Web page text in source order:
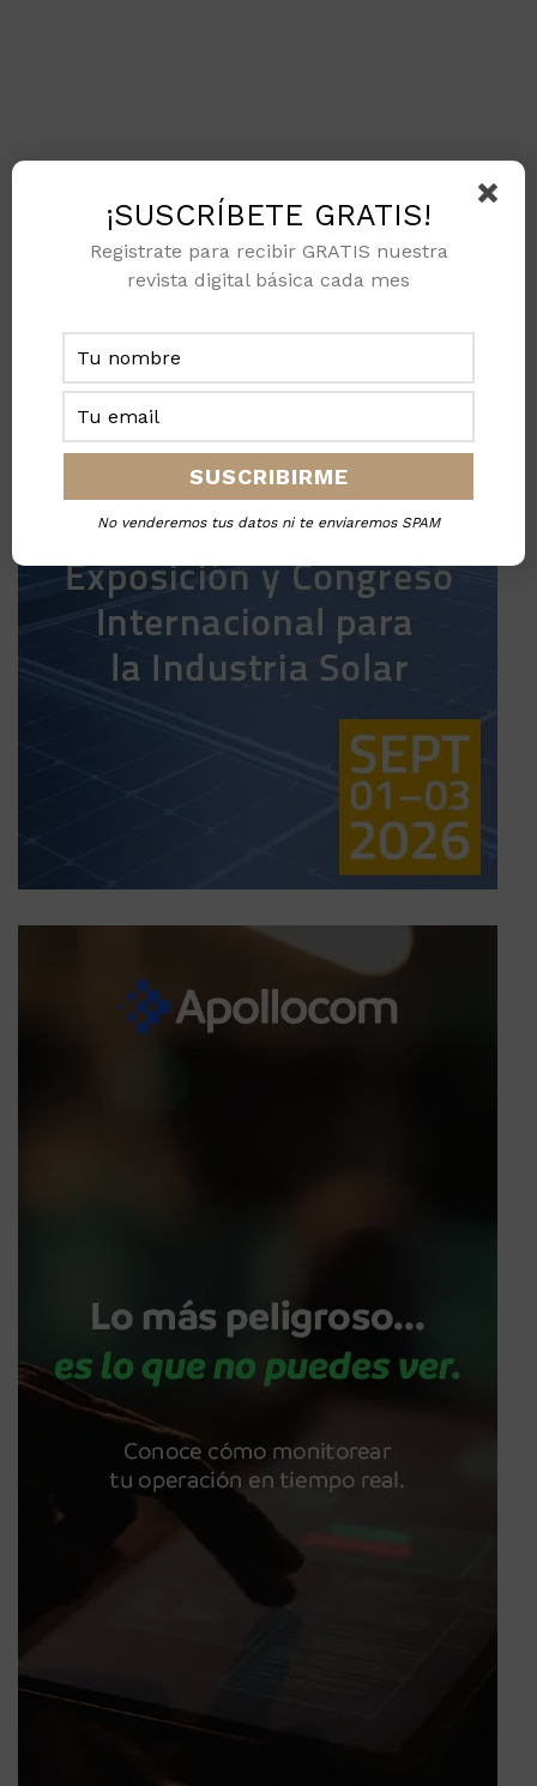
¡SUSCRÍBETE GRATIS!
Registrate para recibir GRATIS nuestra
revista digital básica cada mes
No venderemos tus datos ni te enviaremos SPAM